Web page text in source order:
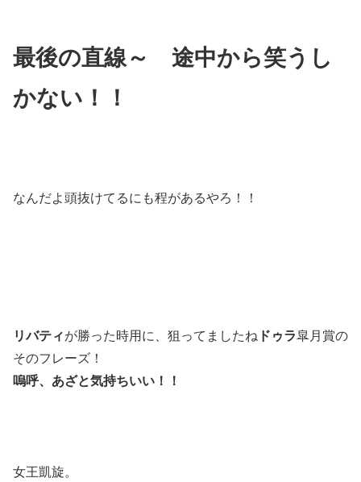
最後の直線～ 途中から笑うし
かない！！
なんだよ頭抜けてるにも程があるやろ！！
リバティが勝った時用に、狙ってましたね ドゥラ皐月賞の
そのフレーズ！
嗚呼、あざと気持ちいい！！
女王凱旋。